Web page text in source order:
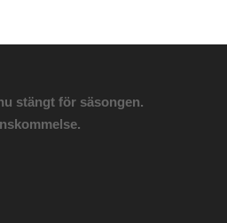
stängt för säsongen.